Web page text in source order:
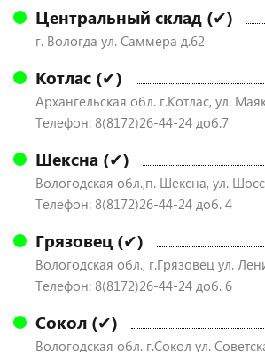
Центральный склад (✔)
г. Вологда ул. Саммера д.62
Котлас (✔)
Архангельская обл. г.Котлас, ул.
Телефон: 8(8172)26-44-24 доб.7
Шексна (✔)
Вологодская обл.,п. Шексна, ул.
Телефон: 8(8172)26-44-24 доб. 4
Грязовец (✔)
Вологодская обл., г.Грязовец ул.
Телефон: 8(8172)26-44-24 доб. 6
Сокол (✔)
Вологодская обл. г.Сокол ул.